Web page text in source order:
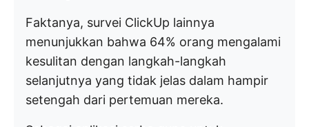
Faktanya, survei ClickUp lainnya
menunjukkan bahwa 64% orang mengalami
kesulitan dengan langkah-langkah
selanjutnya yang tidak jelas dalam hampir
setengah dari pertemuan mereka.